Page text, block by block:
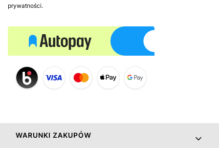
prywatności.
Linki w stopce
WARUNKI ZAKUPÓW